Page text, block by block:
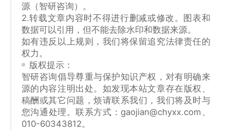
源（智研咨询）。
2.转载文章内容时不得进行删减或修改。图表和
数据可以引用，但不能去除水印和数据来源。
如有违反以上规则，我们将保留追究法律责任的
权力。
版权提示：
智研咨询倡导尊重与保护知识产权，对有明确来
源的内容注明出处。如发现本站文章存在版权、
稿酬或其它问题，烦请联系我们，我们将及时与
您沟通处理。联系方式：gaojian@chyxx.com、
010-60343812。